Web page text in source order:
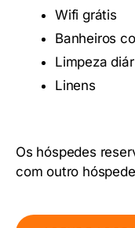
Wifi grátis
Banheiros
Limpeza
Linens
Os hóspedes
com outro